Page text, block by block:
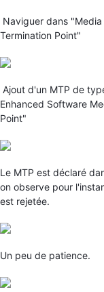
Naviguer dans
Termination Point"
Ajout d'un MTP de
Enhanced Software
Point"
Le MTP est déclaré
on observe pour
est rejetée.
Un peu de patience.